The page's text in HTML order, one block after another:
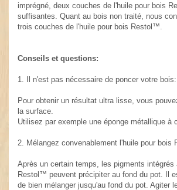
imprégné, deux couches de l'huile pour bois
suffisantes. Quant au bois non traité, nous
trois couches de l'huile pour bois Restol™.
Conseils et questions:
1. Il n'est pas nécessaire de poncer votre bois:
Pour obtenir un résultat ultra lisse, vous
la surface.
Utilisez par exemple une éponge métallique à
2. Mélangez convenablement l'huile pour bois
Après un certain temps, les pigments intégrés
Restol™ peuvent précipiter au fond du pot. Il
de bien mélanger jusqu'au fond du pot. Agiter